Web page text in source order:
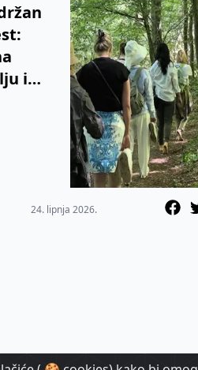
i
24. lipnja 2026.